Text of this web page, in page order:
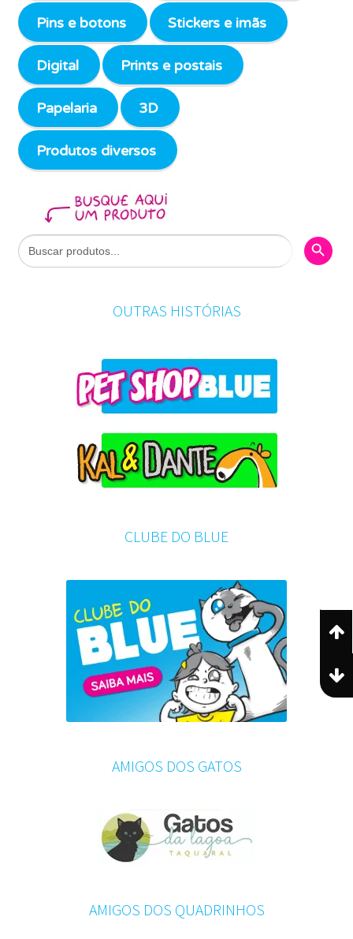
Pins e botons Stickers e imãs
Digital Prints e postais
Papelaria 3D
Produtos diversos
Search
for:
Search
OUTRAS HISTÓRIAS
CLUBE DO BLUE
AMIGOS DOS GATOS
AMIGOS DOS QUADRINHOS